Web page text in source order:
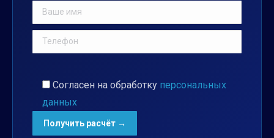
Согласен на обработку персональных
данных